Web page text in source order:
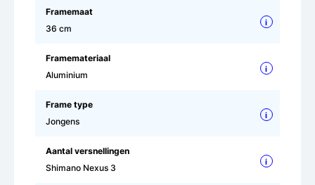
Framemaat
36 cm
i
Framemateriaal
Aluminium
i
Frame type
Jongens
i
Aantal versnellingen
Shimano Nexus 3
i